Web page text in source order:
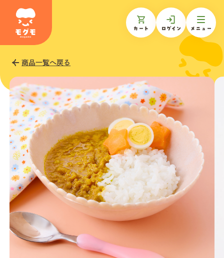
カート ログイン メニュー
モグモについて
商品一覧
ギフトを贈る
お知らせ
お客様の声
店舗一覧
商品一覧へ戻る